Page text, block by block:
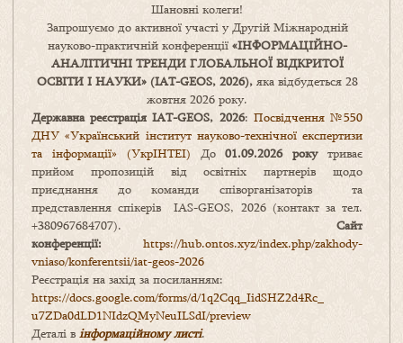
Шановні колеги!
Запрошуємо до активної участі у Другій Міжнародній
науково-практичній конференції «ІНФОРМАЦІЙНО-
АНАЛІТИЧНІ ТРЕНДИ ГЛОБАЛЬНОЇ ВІДКРИТОЇ
ОСВІТИ І НАУКИ» (IAT-GEOS, 2026),яка відбудеться 28
жовтня 2026 року.
Державна реєстрація IAT-GEOS, 2026: Посвідчення №550
ДНУ «Український інститут науково-технічної експертизи
та інформації» (УкрІНТЕІ) До01.09.2026 рокутриває
прийом пропозицій від освітніх партнерів щодо
приєднання до команди співорганізаторів та
представлення спікерів IAS-GEOS, 2026 (контакт за тел.
+380967684707). Сайт
конференції: https://hub.ontos.xyz/index.php/zakhody-
vniaso/konferentsii/iat-geos-2026
Реєстрація на захід за посиланням:
https://docs.google.com/forms/d/1q2Cqq_IidSHZ2d4Rc_
u7ZDa0dLD1NIdzQMyNeuILSdI/preview
Деталі в інформаційному листі.